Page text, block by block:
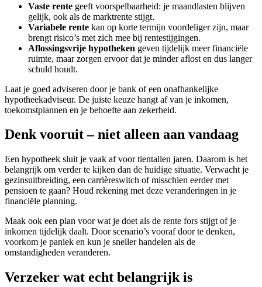
Vaste rente geeft voorspelbaarheid: je maandlasten blijven
gelijk, ook als de marktrente stijgt.
Variabele rente kan op korte termijn voordeliger zijn, maar
brengt risico’s met zich mee bij rentestijgingen.
Aflossingsvrije hypotheken geven tijdelijk meer financiële
ruimte, maar zorgen ervoor dat je minder aflost en dus langer
schuld houdt.
Laat je goed adviseren door je bank of een onafhankelijke
hypotheekadviseur. De juiste keuze hangt af van je inkomen,
toekomstplannen en je behoefte aan zekerheid.
Denk vooruit – niet alleen aan vandaag
Een hypotheek sluit je vaak af voor tientallen jaren. Daarom is het
belangrijk om verder te kijken dan de huidige situatie. Verwacht je
gezinsuitbreiding, een carrièreswitch of misschien eerder met
pensioen te gaan? Houd rekening met deze veranderingen in je
financiële planning.
Maak ook een plan voor wat je doet als de rente fors stijgt of je
inkomen tijdelijk daalt. Door scenario’s vooraf door te denken,
voorkom je paniek en kun je sneller handelen als de
omstandigheden veranderen.
Verzeker wat echt belangrijk is